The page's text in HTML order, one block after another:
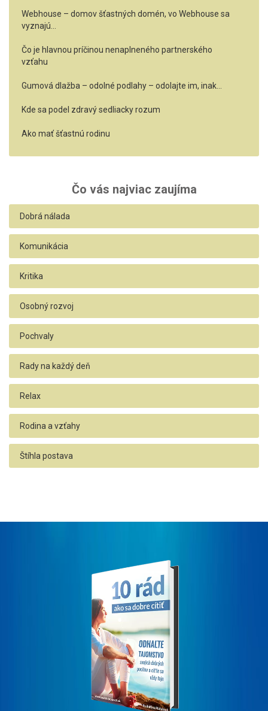
Webhouse – domov šťastných domén, vo Webhouse sa
vyznajú…
Čo je hlavnou príčinou nenaplneného partnerského
vzťahu
Gumová dlažba – odolné podlahy – odolajte im, inak…
Kde sa podel zdravý sedliacky rozum
Ako mať šťastnú rodinu
Čo vás najviac zaujíma
Dobrá nálada
Komunikácia
Kritika
Osobný rozvoj
Pochvaly
Rady na každý deň
Relax
Rodina a vzťahy
Štíhla postava